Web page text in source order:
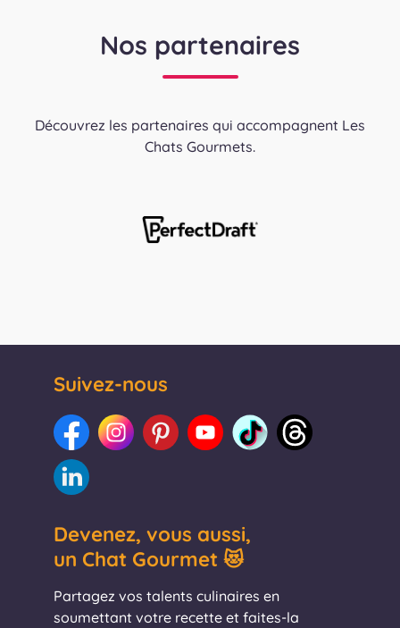
Nos partenaires
Découvrez les partenaires qui accompagnent Les
Chats Gourmets.
Suivez-nous
Devenez, vous aussi,
un Chat Gourmet 😻
Partagez vos talents culinaires en
soumettant votre recette et faites-la